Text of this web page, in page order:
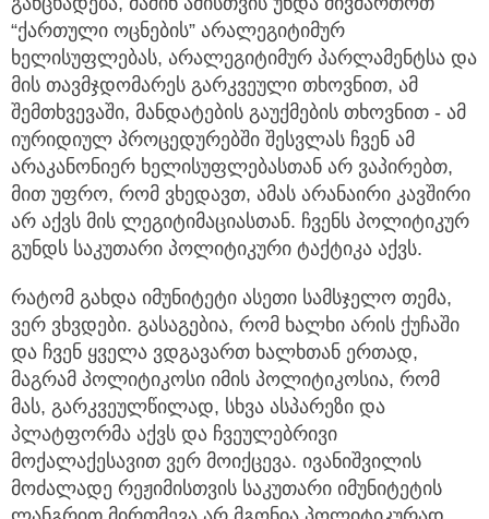
“ქართული ოცნების” არალეგიტიმურ
ხელისუფლებას, არალეგიტიმურ პარლამენტსა და
მის თავმჯდომარეს გარკვეული თხოვნით, ამ
შემთხვევაში, მანდატების გაუქმების თხოვნით - ამ
იურიდიულ პროცედურებში შესვლას ჩვენ ამ
არაკანონიერ ხელისუფლებასთან არ ვაპირებთ,
მით უფრო, რომ ვხედავთ, ამას არანაირი კავშირი
არ აქვს მის ლეგიტიმაციასთან. ჩვენს პოლიტიკურ
გუნდს საკუთარი პოლიტიკური ტაქტიკა აქვს.
რატომ გახდა იმუნიტეტი ასეთი სამსჯელო თემა,
ვერ ვხვდები. გასაგებია, რომ ხალხი არის ქუჩაში
და ჩვენ ყველა ვდგავართ ხალხთან ერთად,
მაგრამ პოლიტიკოსი იმის პოლიტიკოსია, რომ
მას, გარკვეულწილად, სხვა ასპარეზი და
პლატფორმა აქვს და ჩვეულებრივი
მოქალაქესავით ვერ მოიქცევა. ივანიშვილის
მოძალადე რეჟიმისთვის საკუთარი იმუნიტეტის